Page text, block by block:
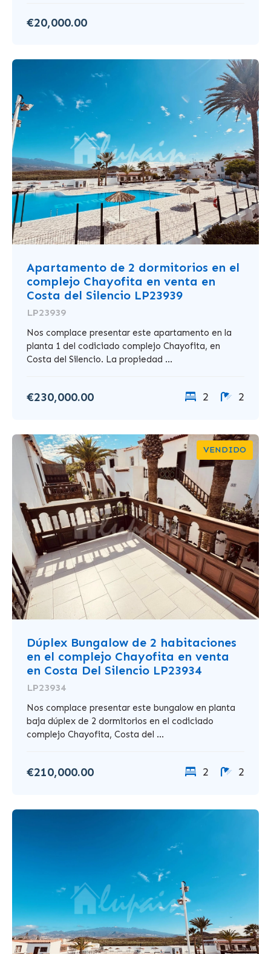
€20,000.00
Apartamento de 2 dormitorios en el
complejo Chayofita en venta en
Costa del Silencio LP23939
LP23939
Nos complace presentar este apartamento en la
planta 1 del codiciado complejo Chayofita, en
Costa del Silencio. La propiedad ...
€230,000.00 2 2
VENDIDO
Dúplex Bungalow de 2 habitaciones
en el complejo Chayofita en venta
en Costa Del Silencio LP23934
LP23934
Nos complace presentar este bungalow en planta
baja dúplex de 2 dormitorios en el codiciado
complejo Chayofita, Costa del ...
€210,000.00 2 2